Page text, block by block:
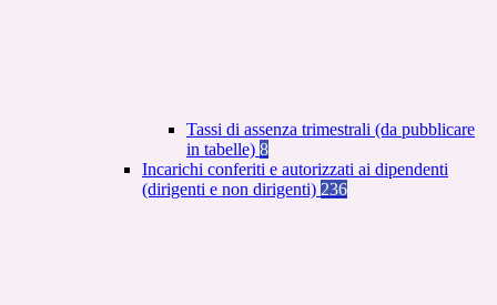
Tassi di assenza trimestrali (da pubblicare
in tabelle) 8
Incarichi conferiti e autorizzati ai dipendenti
(dirigenti e non dirigenti) 236